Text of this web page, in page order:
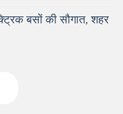
बसों की सौगात, शहर